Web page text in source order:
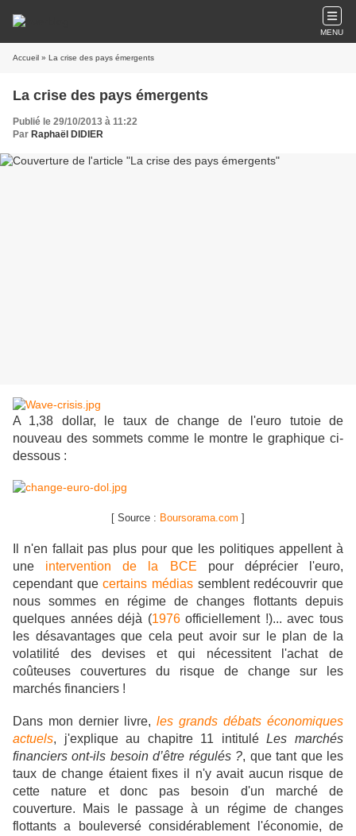
MENU
Accueil » La crise des pays émergents
La crise des pays émergents
Publié le 29/10/2013 à 11:22
Par Raphaël DIDIER
A 1,38 dollar, le taux de change de l'euro tutoie de
nouveau des sommets comme le montre le graphique ci-
dessous :
[ Source : Boursorama.com ]
Il n'en fallait pas plus pour que les politiques appellent à
une intervention de la BCE pour déprécier l'euro,
cependant quecertains médias semblent redécouvrir que
nous sommes en régime de changes flottants depuis
quelques années déjà (1976officiellement !)... avec tous
les désavantages que cela peut avoir sur le plan de la
volatilité des devises et qui nécessitent l'achat de
coûteuses couvertures du risque de change sur les
marchés financiers !
Dans mon dernier livre, les grands débats économiques
actuels, j'explique au chapitre 11 intitulé Les marchés
financiers ont-ils besoin d’être régulés ?, que tant que les
taux de change étaient fixes il n'y avait aucun risque de
cette nature et donc pas besoin d'un marché de
couverture. Mais le passage à un régime de changes
flottants a bouleversé considérablement l'économie, de